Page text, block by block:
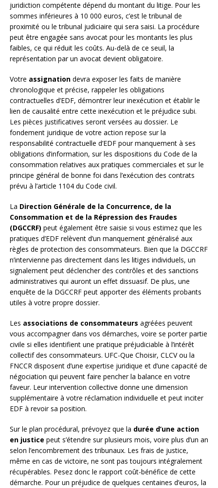
juridiction compétente dépend du montant du litige. Pour les
sommes inférieures à 10 000 euros, c’est le tribunal de
proximité ou le tribunal judiciaire qui sera saisi. La procédure
peut être engagée sans avocat pour les montants les plus
faibles, ce qui réduit les coûts. Au-delà de ce seuil, la
représentation par un avocat devient obligatoire.
Votre assignation devra exposer les faits de manière
chronologique et précise, rappeler les obligations
contractuelles d’EDF, démontrer leur inexécution et établir le
lien de causalité entre cette inexécution et le préjudice subi.
Les pièces justificatives seront versées au dossier. Le
fondement juridique de votre action repose sur la
responsabilité contractuelle d’EDF pour manquement à ses
obligations d’information, sur les dispositions du Code de la
consommation relatives aux pratiques commerciales et sur le
principe général de bonne foi dans l’exécution des contrats
prévu à l’article 1104 du Code civil.
La Direction Générale de la Concurrence, de la
Consommation et de la Répression des Fraudes
(DGCCRF) peut également être saisie si vous estimez que les
pratiques d’EDF relèvent d’un manquement généralisé aux
règles de protection des consommateurs. Bien que la DGCCRF
n’intervienne pas directement dans les litiges individuels, un
signalement peut déclencher des contrôles et des sanctions
administratives qui auront un effet dissuasif. De plus, une
enquête de la DGCCRF peut apporter des éléments probants
utiles à votre propre dossier.
Les associations de consommateurs agréées peuvent
vous accompagner dans vos démarches, voire se porter partie
civile si elles identifient une pratique préjudiciable à l’intérêt
collectif des consommateurs. UFC-Que Choisir, CLCV ou la
FNCCR disposent d’une expertise juridique et d’une capacité de
négociation qui peuvent faire pencher la balance en votre
faveur. Leur intervention collective donne une dimension
supplémentaire à votre réclamation individuelle et peut inciter
EDF à revoir sa position.
Sur le plan procédural, prévoyez que la durée d’une action
en justice peut s’étendre sur plusieurs mois, voire plus d’un an
selon l’encombrement des tribunaux. Les frais de justice,
même en cas de victoire, ne sont pas toujours intégralement
récupérables. Pesez donc le rapport coût-bénéfice de cette
démarche. Pour un préjudice de quelques centaines d’euros, la